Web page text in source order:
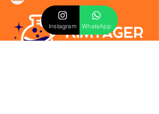
Instagram WhatsApp